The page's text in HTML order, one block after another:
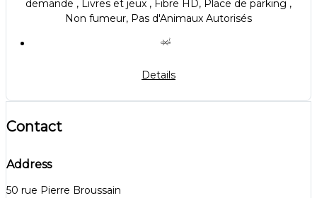
demande , Livres et jeux , Fibre HD, Place de parking ,
Non fumeur, Pas d'Animaux Autorisés
Details
Contact
Address
50 rue Pierre Broussain